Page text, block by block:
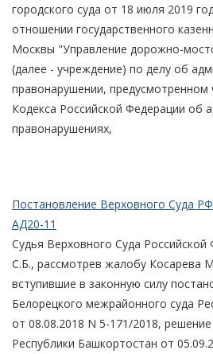
городского суда от 18 июля 2019
отношении государственного
Москвы "Управление дорожно-
(далее - учреждение) по делу об
правонарушении, предусмотренном
Кодекса Российской Федерации об
правонарушениях,
Постановление Верховного Суда
АД20-11
Судья Верховного Суда
С.Б., рассмотрев жалобу Косарева
вступившие в законную силу
Белорецкого межрайонного суда
от 08.08.2018 N 5-171/2018,
Республики Башкортостан от